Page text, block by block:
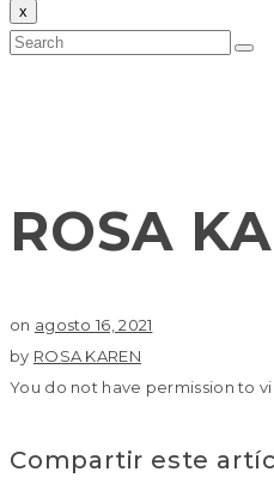
x
ROSA
on agosto 16, 2021
by ROSA KAREN
You do not have permission to
Compartir este